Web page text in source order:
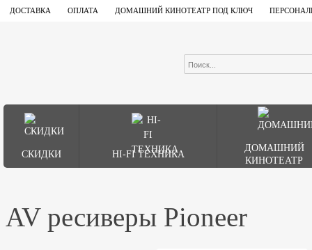
ДОСТАВКА ОПЛАТА ДОМАШНИЙ КИНОТЕАТР ПОД КЛЮЧ
СКИДКИ HI-FI ТЕХНИКА
ДОМАШНИЙ
КИНОТЕАТР
AV ресиверы Pioneer